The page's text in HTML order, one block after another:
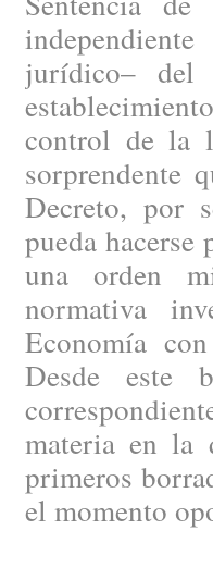
jurídico– del
control de la
sorprendente
Decreto, por
pueda
una orden
normativa
Economía
Desde este
materia en la
primeros
el momento